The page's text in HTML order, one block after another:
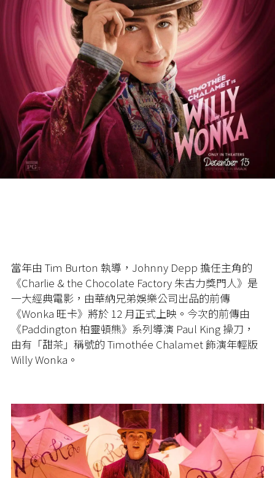
當年由 Tim Burton 執導，Johnny Depp 擔任主角的
《Charlie & the Chocolate Factory 朱古力獎門人》是
一大經典電影，由華納兄弟娛樂公司出品的前傳
《Wonka 旺卡》將於 12 月正式上映。今次的前傳由
《Paddington 柏靈頓熊》系列導演 Paul King 操刀，
由有「甜茶」稱號的 Timothée Chalamet飾演年輕版
Willy Wonka。